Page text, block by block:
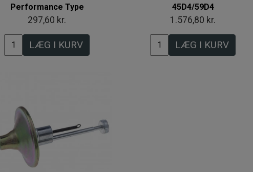
Performance Type
297,60 kr.
LÆG I KURV
45D4/59D4
1.576,80 kr.
LÆG I KURV